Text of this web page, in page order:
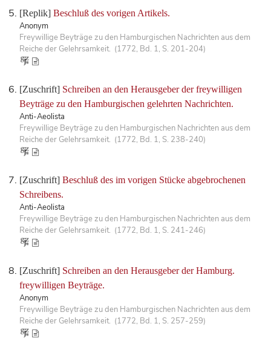
[Replik] Beschluß des vorigen Artikels.
Anonym
Freywillige Beyträge zu den Hamburgischen Nachrichten aus dem
Reiche der Gelehrsamkeit. (1772, Bd. 1, S. 201-204)
[Zuschrift] Schreiben an den Herausgeber der freywilligen
Beyträge zu den Hamburgischen gelehrten Nachrichten.
Anti-Aeolista
Freywillige Beyträge zu den Hamburgischen Nachrichten aus dem
Reiche der Gelehrsamkeit. (1772, Bd. 1, S. 238-240)
[Zuschrift] Beschluß des im vorigen Stücke abgebrochenen
Schreibens.
Anti-Aeolista
Freywillige Beyträge zu den Hamburgischen Nachrichten aus dem
Reiche der Gelehrsamkeit. (1772, Bd. 1, S. 241-246)
[Zuschrift] Schreiben an den Herausgeber der Hamburg.
freywilligen Beyträge.
Anonym
Freywillige Beyträge zu den Hamburgischen Nachrichten aus dem
Reiche der Gelehrsamkeit. (1772, Bd. 1, S. 257-259)